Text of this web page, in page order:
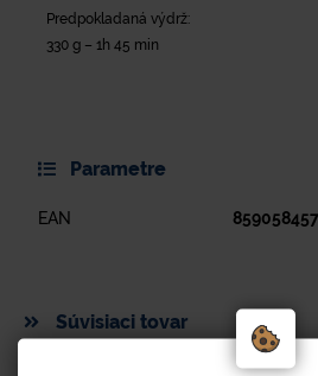
Predpokladaná výdrž:
330 g – 1h 45 min
Parametre
EAN
Súvisiaci tovar